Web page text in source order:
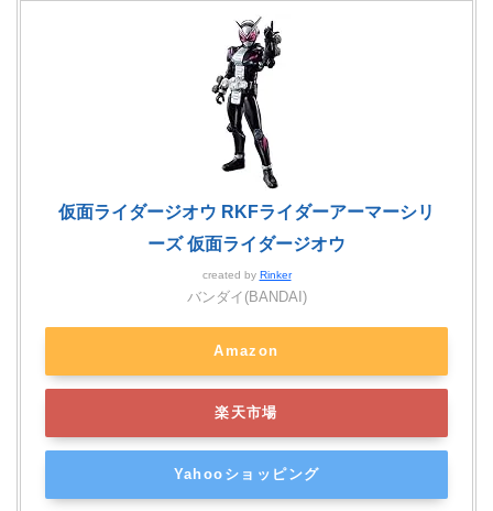
仮面ライダージオウ RKFライダーアーマーシリ
ーズ 仮面ライダージオウ
created by Rinker
バンダイ(BANDAI)
Amazon
楽天市場
Yahooショッピング